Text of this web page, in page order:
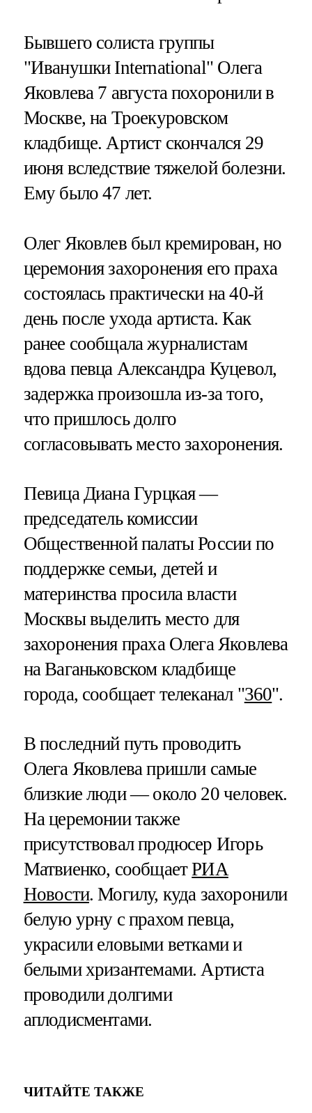
Бывшего солиста группы
"Иванушки International" Олега
Яковлева 7 августа похоронили в
Москве, на Троекуровском
кладбище. Артист скончался 29
июня вследствие тяжелой болезни.
Ему было 47 лет.
Олег Яковлев был кремирован, но
церемония захоронения его праха
состоялась практически на 40-й
день после ухода артиста. Как
ранее сообщала журналистам
вдова певца Александра Куцевол,
задержка произошла из-за того,
что пришлось долго
согласовывать место захоронения.
Певица Диана Гурцкая —
председатель комиссии
Общественной палаты России по
поддержке семьи, детей и
материнства просила власти
Москвы выделить место для
захоронения праха Олега Яковлева
на Ваганьковском кладбище
города, сообщает телеканал "360".
В последний путь проводить
Олега Яковлева пришли самые
близкие люди — около 20 человек.
На церемонии также
присутствовал продюсер Игорь
Матвиенко, сообщаетРИА
Новости. Могилу, куда захоронили
белую урну с прахом певца,
украсили еловыми ветками и
белыми хризантемами. Артиста
проводили долгими
аплодисментами.
ЧИТАЙТЕ ТАКЖЕ